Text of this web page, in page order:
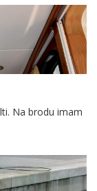
Na brodu imam